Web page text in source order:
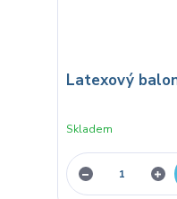
Latexový
Skladem